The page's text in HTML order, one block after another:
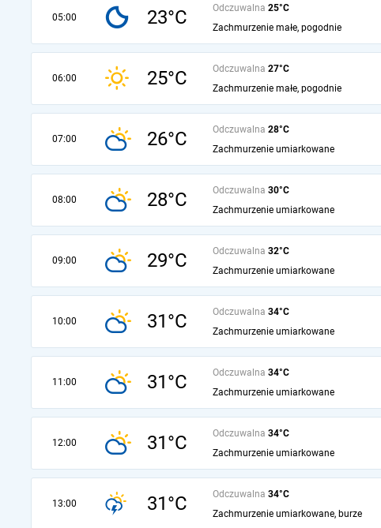
05:00 23°C Odczuwalna 25°C
Zachmurzenie małe, pogodnie
06:00 25°C Odczuwalna 27°C
Zachmurzenie małe, pogodnie
07:00 26°C Odczuwalna 28°C
Zachmurzenie umiarkowane
08:00 28°C Odczuwalna 30°C
Zachmurzenie umiarkowane
09:00 29°C Odczuwalna 32°C
Zachmurzenie umiarkowane
10:00 31°C Odczuwalna 34°C
Zachmurzenie umiarkowane
11:00 31°C Odczuwalna 34°C
Zachmurzenie umiarkowane
12:00 31°C Odczuwalna 34°C
Zachmurzenie umiarkowane
13:00 31°C Odczuwalna 34°C
Zachmurzenie umiarkowane, burze